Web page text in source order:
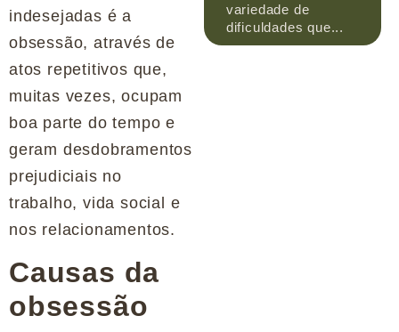
indesejadas é a
obsessão, através de
atos repetitivos que,
muitas vezes, ocupam
boa parte do tempo e
geram desdobramentos
prejudiciais no
trabalho, vida social e
nos relacionamentos.
Causas da
obsessão
variedade de
dificuldades que...